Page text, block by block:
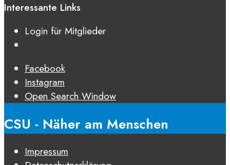
Interessante Links
Login für Mitglieder
Facebook
Instagram
Open Search Window
CSU - Näher am Menschen
Impressum